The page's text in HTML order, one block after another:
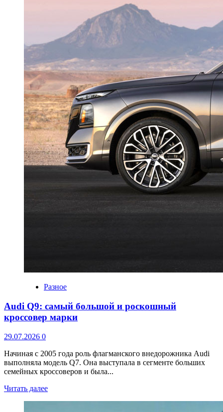
Разное
Audi Q9: самый большой и роскошный
кроссовер марки
29.07.2026 0
Начиная с 2005 года роль флагманского внедорожника Audi
выполняла модель Q7. Она выступала в сегменте больших
семейных кроссоверов и была...
Читать далее